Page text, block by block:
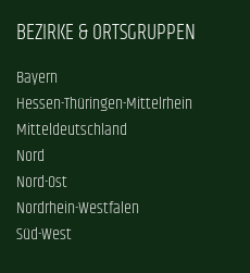
BEZIRKE & ORTSGRUPPEN
Bayern
Hessen-Thüringen-Mittelrhein
Mitteldeutschland
Nord
Nord-Ost
Nordrhein-Westfalen
Süd-West